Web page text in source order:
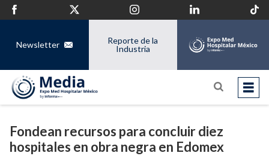
Newsletter
Reporte de la
Industria
Fondean recursos para concluir diez
hospitales en obra negra en Edomex